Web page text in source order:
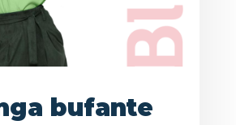
bufante